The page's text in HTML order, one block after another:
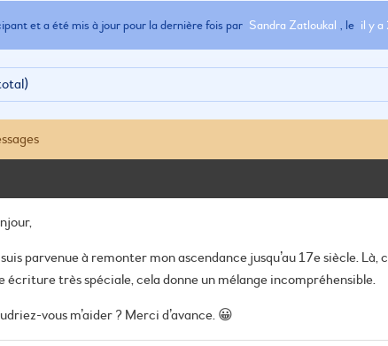
et a été mis à jour pour la dernière fois par Sandra Zatloukal , le il y a
parvenue à remonter mon ascendance jusqu’au 17e siècle.
écriture très spéciale, cela donne un mélange incompréhensible.
vous m’aider ? Merci d’avance. 😀